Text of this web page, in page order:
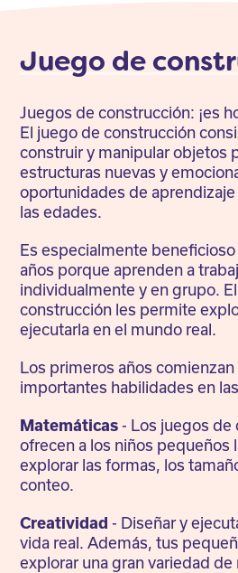
Juego de
Juegos de construcción: ¡es
El juego de construcción
construir y manipular objetos
estructuras nuevas y
oportunidades de
las edades.
Es especialmente
años porque aprenden a
individualmente y en grupo.
construcción les permite
ejecutarla en el mundo real.
Los primeros años comienzan
importantes habilidades en
Matemáticas - Los juegos de
ofrecen a los niños pequeños
explorar las formas, los
conteo.
Creatividad - Diseñar y
vida real. Además, tus
explorar una gran variedad de